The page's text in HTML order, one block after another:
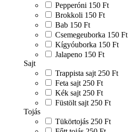
Pepperóni 150 Ft
Brokkoli 150 Ft
Bab 150 Ft
Csemegeuborka 150 Ft
Kígyóuborka 150 Ft
Jalapeno 150 Ft
Sajt
Trappista sajt 250 Ft
Feta sajt 250 Ft
Kék sajt 250 Ft
Füstölt sajt 250 Ft
Tojás
Tükörtojás 250 Ft